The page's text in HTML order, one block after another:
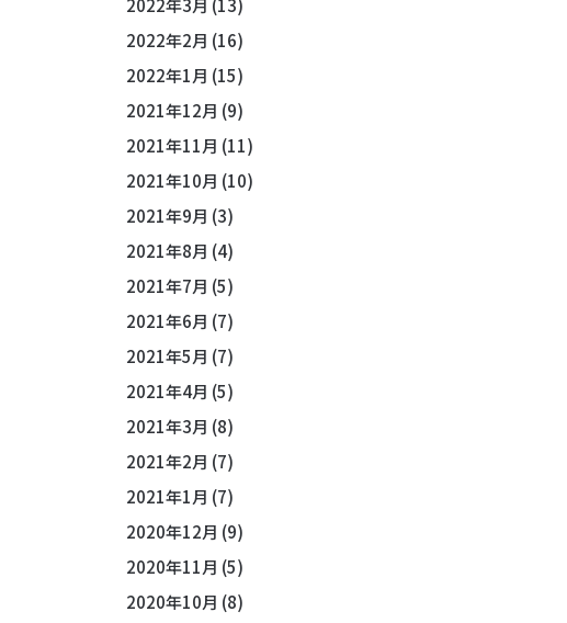
2022年3月 (13)
2022年2月 (16)
2022年1月 (15)
2021年12月 (9)
2021年11月 (11)
2021年10月 (10)
2021年9月 (3)
2021年8月 (4)
2021年7月 (5)
2021年6月 (7)
2021年5月 (7)
2021年4月 (5)
2021年3月 (8)
2021年2月 (7)
2021年1月 (7)
2020年12月 (9)
2020年11月 (5)
2020年10月 (8)